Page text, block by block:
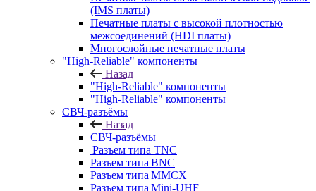
(IMS платы)
Печатные платы с высокой плотностью
межсоединений (HDI платы)
Многослойные печатные платы
"High-Reliable" компоненты
Назад
"High-Reliable" компоненты
"High-Reliable" компоненты
СВЧ-разъёмы
Назад
СВЧ-разъёмы
Разъем типа TNC
Разъем типа BNC
Разъем типа MMCX
Разъем типа Mini-UHF